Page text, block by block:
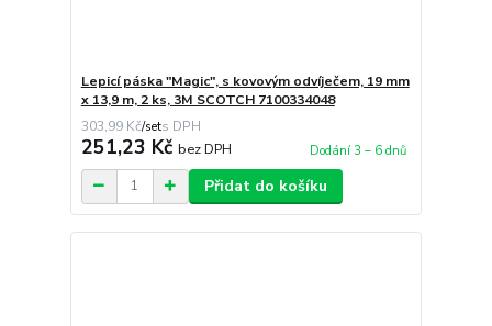
Lepicí páska "Magic", s kovovým odvíječem, 19 mm
x 13,9 m, 2 ks, 3M SCOTCH 7100334048
303,99 Kč/set
251,23 Kč bez DPH Dodání 3 – 6 dnů
Přidat do košíku